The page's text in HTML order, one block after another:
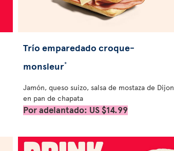
Trío emparedado croque-
monsieur*
Jamón, queso suizo, salsa de mostaza de Dijon
en pan de chapata
Por adelantado: US $14.99